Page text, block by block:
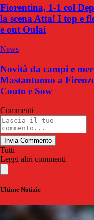
Fiorentina, 1-1 col
la scena Atta! I top e
e out Oulai
News
Novità da campi e
Mastantuono a
Couto e Sow
Commenti
Invia Commento
Tutti
Leggi altri commenti
Ultime Notizie